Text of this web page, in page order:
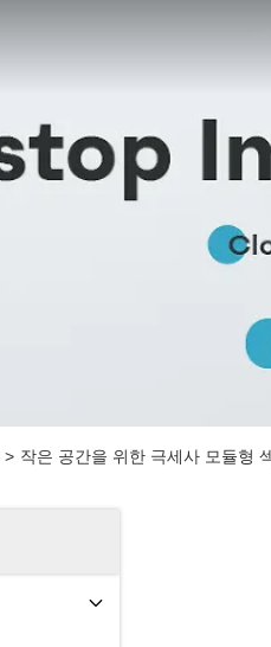
> 작은 공간을 위한 극세사 모듈형